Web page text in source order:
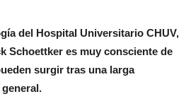
del Hospital Universitario CHUV,
Schoettker es muy consciente de
surgir tras una larga